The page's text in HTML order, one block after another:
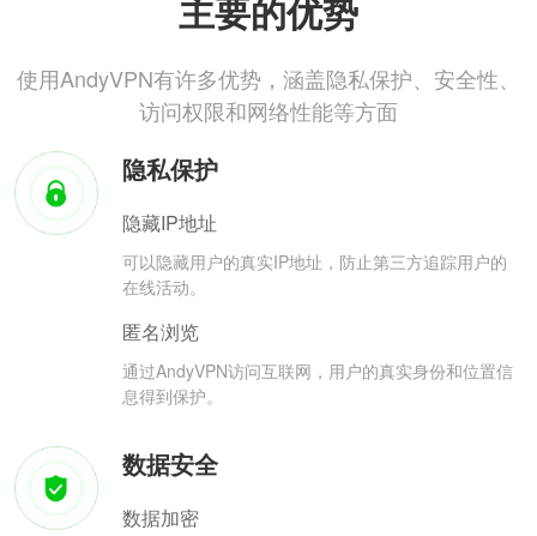
主要的优势
使用AndyVPN有许多优势，涵盖隐私保护、安全性、
访问权限和网络性能等方面
隐私保护
隐藏IP地址
可以隐藏用户的真实IP地址，防止第三方追踪用户的
在线活动。
匿名浏览
通过AndyVPN访问互联网，用户的真实身份和位置信
息得到保护。
数据安全
数据加密